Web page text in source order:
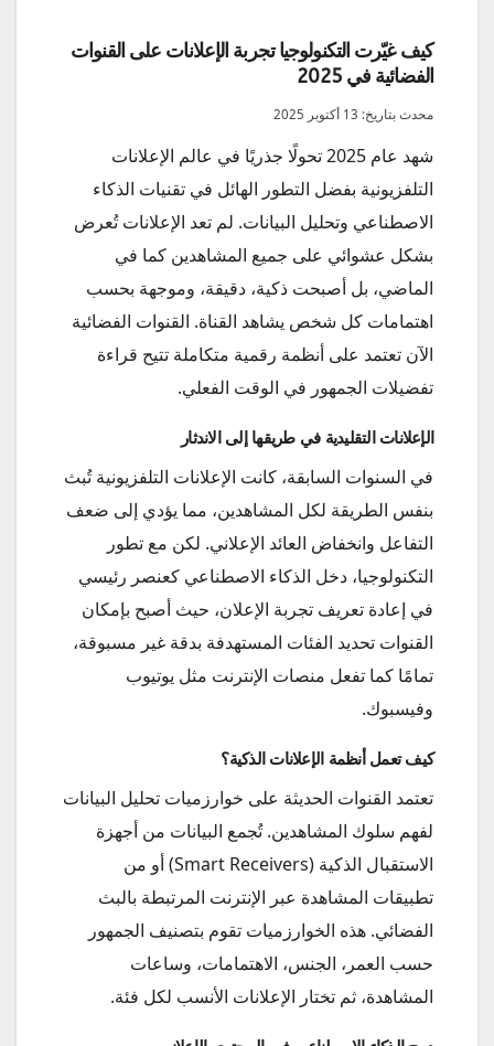
كيف غيّرت التكنولوجيا تجربة الإعلانات على القنوات
الفضائية في 2025
محدث بتاريخ: 13 أكتوبر 2025
شهد عام 2025 تحولًا جذريًا في عالم الإعلانات
التلفزيونية بفضل التطور الهائل في تقنيات الذكاء
الاصطناعي وتحليل البيانات. لم تعد الإعلانات تُعرض
بشكل عشوائي على جميع المشاهدين كما في
الماضي، بل أصبحت ذكية، دقيقة، وموجهة بحسب
اهتمامات كل شخص يشاهد القناة. القنوات الفضائية
الآن تعتمد على أنظمة رقمية متكاملة تتيح قراءة
تفضيلات الجمهور في الوقت الفعلي.
الإعلانات التقليدية في طريقها إلى الاندثار
في السنوات السابقة، كانت الإعلانات التلفزيونية تُبث
بنفس الطريقة لكل المشاهدين، مما يؤدي إلى ضعف
التفاعل وانخفاض العائد الإعلاني. لكن مع تطور
التكنولوجيا، دخل الذكاء الاصطناعي كعنصر رئيسي
في إعادة تعريف تجربة الإعلان، حيث أصبح بإمكان
القنوات تحديد الفئات المستهدفة بدقة غير مسبوقة،
تمامًا كما تفعل منصات الإنترنت مثل يوتيوب
وفيسبوك.
كيف تعمل أنظمة الإعلانات الذكية؟
تعتمد القنوات الحديثة على خوارزميات تحليل البيانات
لفهم سلوك المشاهدين. تُجمع البيانات من أجهزة
الاستقبال الذكية (Smart Receivers) أو من
تطبيقات المشاهدة عبر الإنترنت المرتبطة بالبث
الفضائي. هذه الخوارزميات تقوم بتصنيف الجمهور
حسب العمر، الجنس، الاهتمامات، وساعات
المشاهدة، ثم تختار الإعلانات الأنسب لكل فئة.